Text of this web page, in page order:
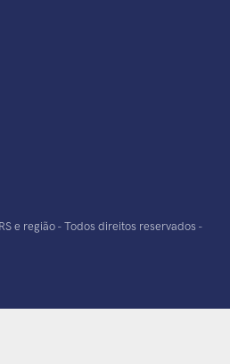
e região - Todos direitos reservados -